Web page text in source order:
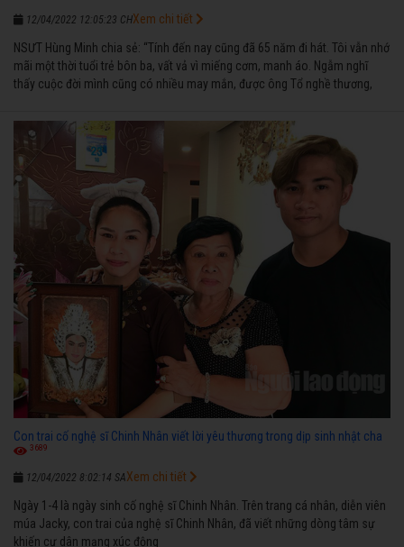
12/04/2022 12:05:23 CH
NSƯT Hùng Minh chia sẻ: “Tính đến nay cũng đã 65 năm đi hát. Tôi vẫn nhớ
mãi một thời tuổi trẻ bôn ba, vất vả vì miếng cơm, manh áo. Ngẫm nghĩ
thấy cuộc đời mình cũng có nhiều may mắn, được ông Tổ nghề thương,
ngược nhận được những cơ may để từng bước thành danh với nghiệp ca
diễn”.
Xem chi tiết
Con trai cố nghệ sĩ Chinh Nhân viết lời yêu thương trong dịp sinh nhật cha
3689
12/04/2022 8:02:14 SA
Ngày 1-4 là ngày sinh cố nghệ sĩ Chinh Nhân. Trên trang cá nhân, diễn viên
múa Jacky, con trai của nghệ sĩ Chinh Nhân, đã viết những dòng tâm sự
khiến cư dân mạng xúc động
Xem chi tiết